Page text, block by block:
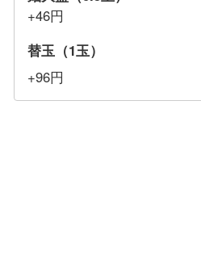
+46円
替玉（1玉）
+96円